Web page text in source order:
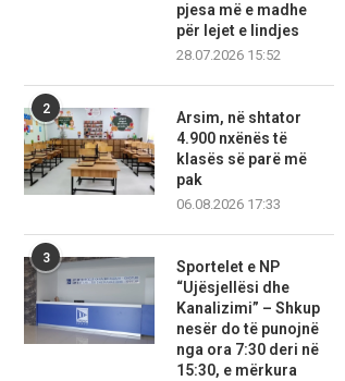
pjesa më e madhe
për lejet e lindjes
28.07.2026 15:52
2
Arsim, në shtator
4.900 nxënës të
klasës së parë më
pak
06.08.2026 17:33
3
Sportelet e NP
“Ujësjellësi dhe
Kanalizimi” – Shkup
nesër do të punojnë
nga ora 7:30 deri në
15:30, e mërkura